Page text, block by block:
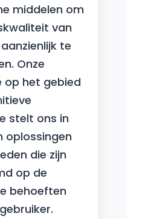
middelen om
van
te
Onze
op het gebied
stelt ons in
oplossingen
die zijn
op de
behoeften